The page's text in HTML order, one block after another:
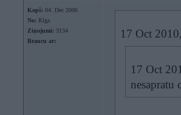
Kopš: 04. Dec 2006
No: Rīga
Ziņojumi: 3134
Braucu ar:
17 Oct
17 Oct
nesapratu